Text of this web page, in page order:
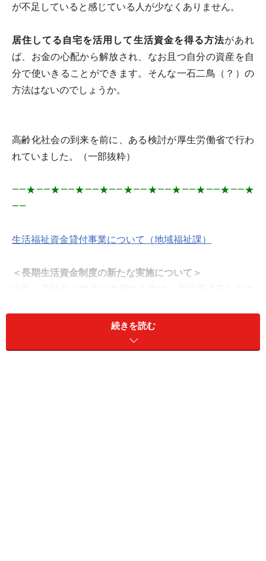
が不足していると感じている人が少なくありません。
居住してる自宅を活用して生活資金を得る方法があれ
ば、お金の心配から解放され、なお且つ自分の資産を自
分で使いきることができます。そんな一石二鳥（？）の
方法はないのでしょうか。
高齢化社会の到来を前に、ある検討が厚生労働省で行わ
れていました。（一部抜粋）
――★――★――★――★――★――★――★――★――★――★
――
生活福祉資金貸付事業について（地域福祉課）
＜長期生活資金制度の新たな実施について＞
となる高齢者世帯が生じることも考えられる。こうした
状況を背景として、一定の居住用資産を有し、将来にわ
続きを読む